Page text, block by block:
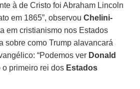
à de Cristo foi Abraham Lincoln
em 1865”, observouChelini-
em cristianismo nos Estados
sobre como Trump alavancará
“Podemos ver Donald
o primeiro rei dos Estados